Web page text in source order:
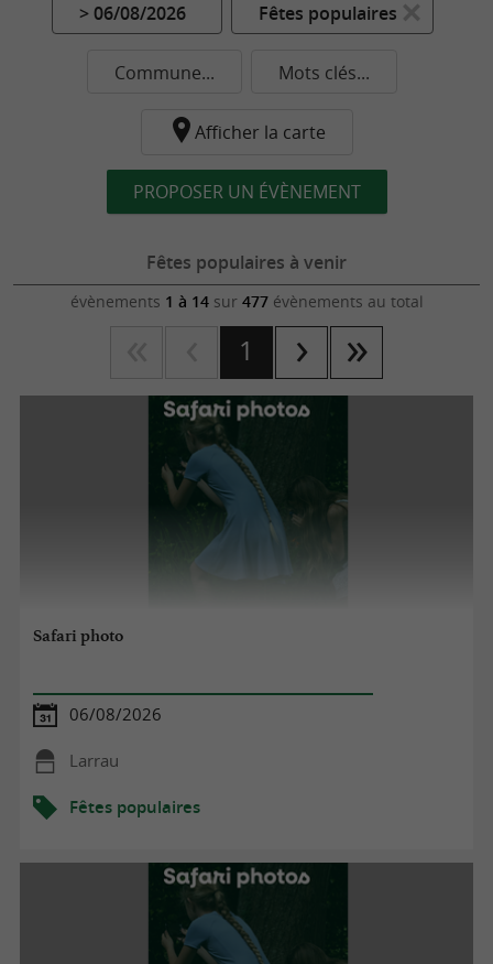
> 06/08/2026 Fêtes populaires
Commune... Mots clés...
Afficher la carte
PROPOSER UN ÉVÈNEMENT
Fêtes populaires à venir
évènements 1 à 14sur 477évènements au total
1
Safari photo
06/08/2026
Larrau
Fêtes populaires